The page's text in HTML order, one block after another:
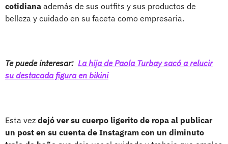
cotidiana además de sus outfits y sus productos de
belleza y cuidado en su faceta como empresaria.
Te puede interesar: La hija de Paola Turbay sacó a relucir
su destacada figura en bikini
Esta vez dejó ver su cuerpo ligerito de ropa al publicar
un post en su cuenta de Instagram con un diminuto